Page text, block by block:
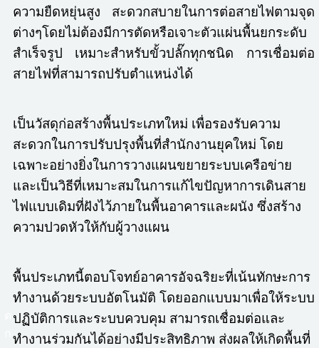
ความยืดหยุ่นสูง สะดวกสบายในการต่อสายไฟตามจุด
ต่างๆโดยไม่ต้องมีการตัดหรือเจาะตัวแผ่นพื้นยกระดับ
สำเร็จรูป เหมาะสำหรับขั้วปลั๊กทุกชนิด การเชื่อมต่อ
สายไฟที่สามารถปรับตำแหน่งได้
เป็นวัสดุก่อสร้างพื้นประเภทใหม่ เพื่อรองรับความ
สะดวกในการปรับปรุงพื้นที่สำนักงานยุคใหม่ โดย
เฉพาะอย่างยิ่งในการวางแผนขยายระบบเครือข่าย
และเป็นวิธีที่เหมาะสมในการแก้ไขปัญหาการเดินสาย
ไฟแบบเดิมที่ฝังไว้ภายในพื้นอาคารและผนัง ซึ่งสร้าง
ความปวดหัวให้กับผู้วางแผน
พื้นประเภทนี้ตอบโจทย์อาคารอัจฉริยะที่เน้นทักษะการ
ทำงานด้วยระบบอัตโนมัติ โดยออกแบบมาเพื่อให้ระบบ
ปฏิบัติการและระบบควบคุม สามารถเชื่อมต่อและ
ทำงานร่วมกันได้อย่างมีประสิทธิภาพ ส่งผลให้เกิดพื้นที่